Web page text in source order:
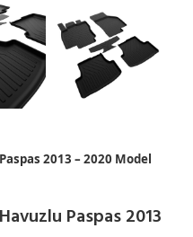
2013 – 2020 Model
Paspas 2013